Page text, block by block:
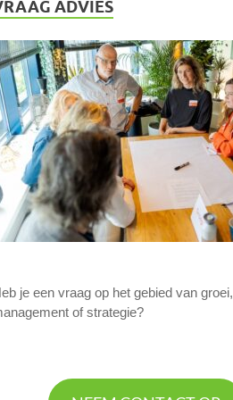
ADVIES
je een vraag op het gebied van groei,
of strategie?